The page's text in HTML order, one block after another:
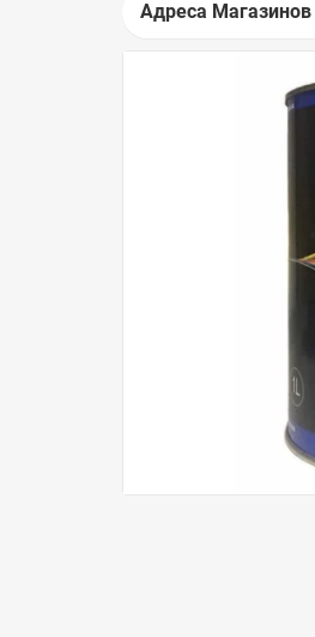
Адреса Магазинов